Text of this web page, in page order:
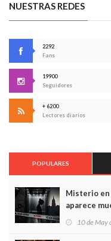
NUESTRAS REDES
2292
Fans
19900
Seguidores
+ 6200
Lectores diarios
POPULARES
Misterio en
aparece
edificio y
10 de May